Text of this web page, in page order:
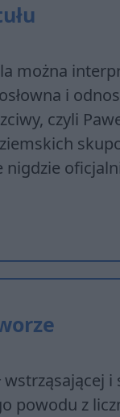
można
i
czyli
powodu z